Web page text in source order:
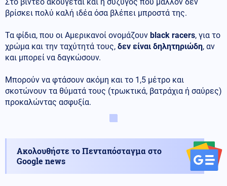
βρίσκει πολύ καλή ιδέα όσα βλέπει μπροστά της.
Τα φίδια, που οι Αμερικανοί ονομάζουν black racers, για το
χρώμα και την ταχύτητά τους, δεν είναι δηλητηριώδη, αν
και μπορεί να δαγκώσουν.
Μπορούν να φτάσουν ακόμη και το 1,5 μέτρο και
σκοτώνουν τα θύματά τους (τρωκτικά, βατράχια ή σαύρες)
προκαλώντας ασφυξία.
Ακολουθήστε το Πενταπόσταγμα στο
Google news